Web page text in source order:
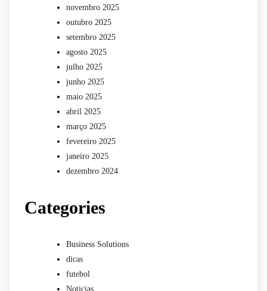
novembro 2025
outubro 2025
setembro 2025
agosto 2025
julho 2025
junho 2025
maio 2025
abril 2025
março 2025
fevereiro 2025
janeiro 2025
dezembro 2024
Categories
Business Solutions
dicas
futebol
Noticias